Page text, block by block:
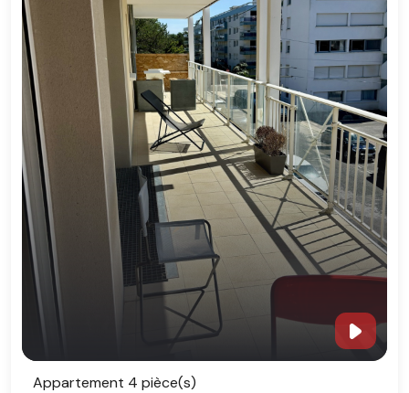
Appartement 4 pièce(s)